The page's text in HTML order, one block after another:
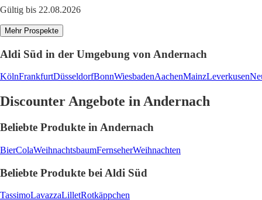
Gültig bis 22.08.2026
Mehr Prospekte
Aldi Süd in der Umgebung von Andernach
KölnFrankfurtDüsseldorfBonnWiesbadenAachenMainzLeverkusen
Discounter Angebote in Andernach
Beliebte Produkte in Andernach
BierColaWeihnachtsbaumFernseherWeihnachten
Beliebte Produkte bei Aldi Süd
TassimoLavazzaLilletRotkäppchen